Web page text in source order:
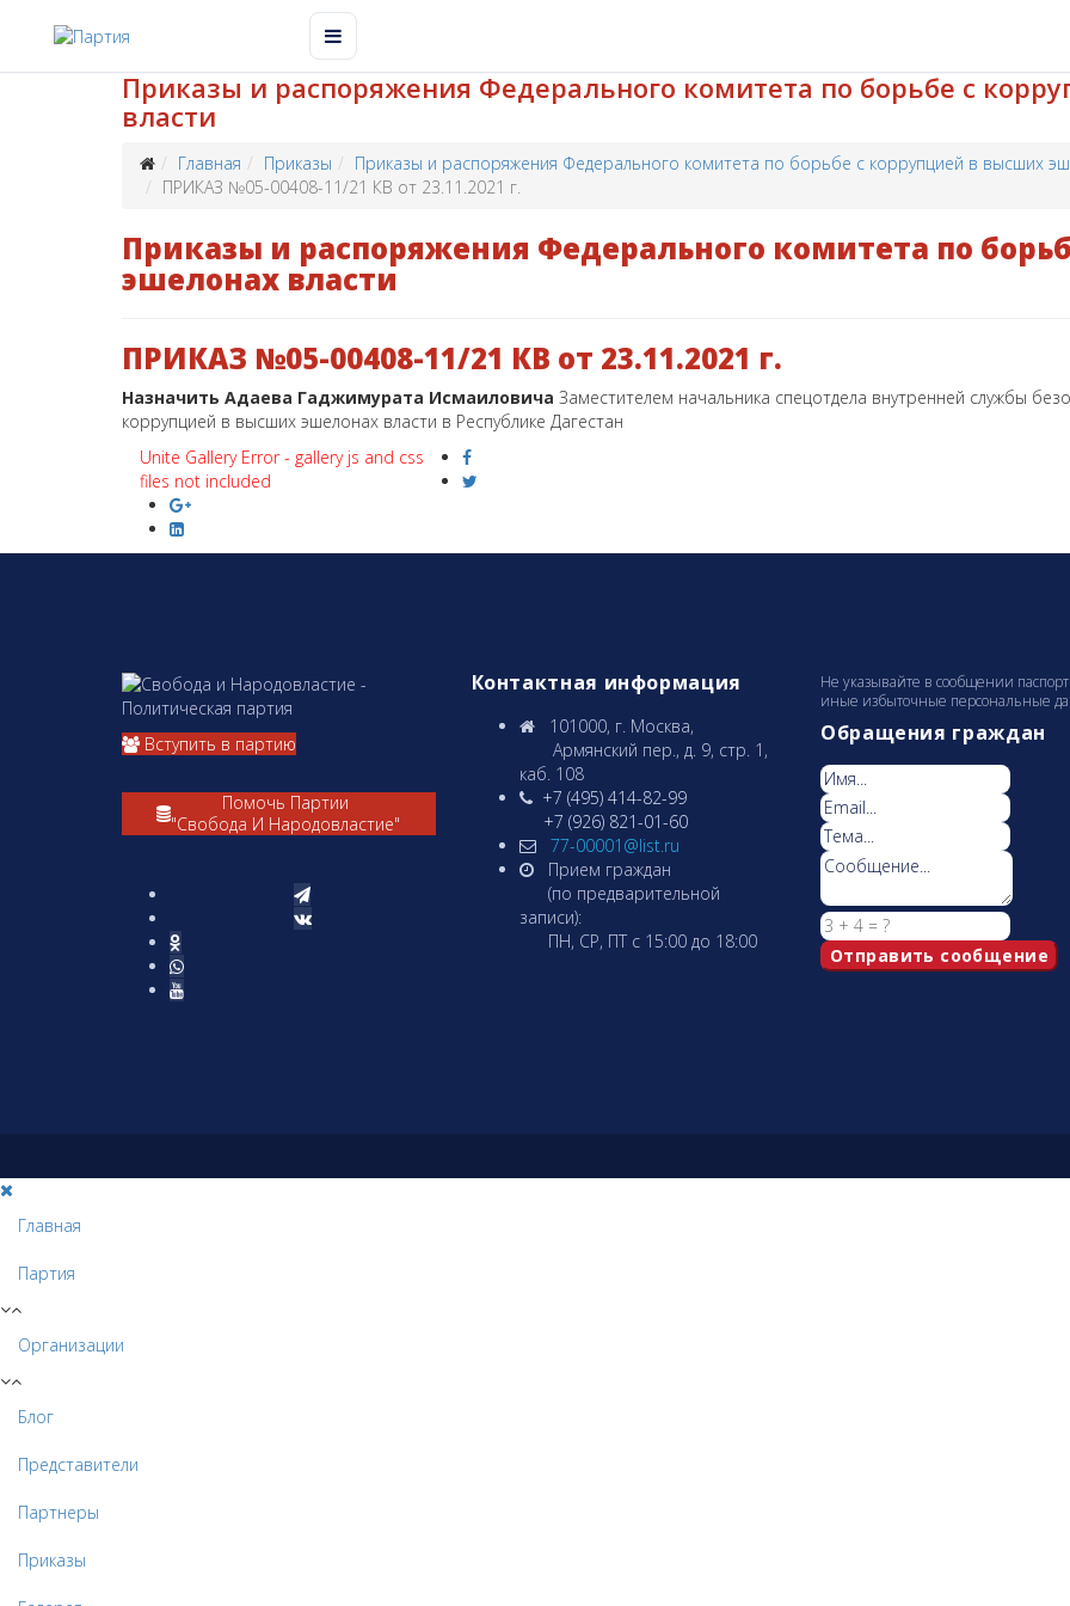
Приказы и распоряжения Федерального комитета по борьбе с
власти
Главная Приказы
Приказы и распоряжения Федерального комитета по борьбе с коррупцией в высших
ПРИКАЗ №05-00408-11/21 КВ от 23.11.2021 г.
Приказы и распоряжения Федерального комитета по
эшелонах власти
ПРИКАЗ №05-00408-11/21 КВ от 23.11.2021 г.
Назначить Адаева Гаджимурата Исмаиловича Заместителем начальника спецотдела внутренней службы
коррупцией в высших эшелонах власти в Республике Дагестан
Unite Gallery Error - gallery js and css
files not included
Вступить в партию
Помочь Партии
"Свобода И Народовластие"
Контактная информация
101000, г. Москва,
Армянcкий пер., д. 9, стр. 1,
каб. 108
+7 (495) 414-82-99
+7 (926) 821-01-60
77-00001@list.ru
Прием граждан
(по предварительной
записи):
ПН, СР, ПТ с 15:00 до 18:00
Не указывайте в сообщении
иные избыточные персональные
Обращения граждан
Главная
Партия
Организации
Блог
Представители
Партнеры
Приказы